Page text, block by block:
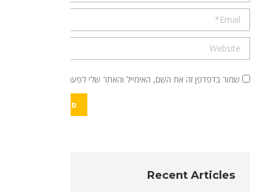
Email *
Website
שמור בדפדפן זה את השם, האימייל והאתר שלי לפעם הבאה שאגיב.
פרסם תגובה
Recent Articles